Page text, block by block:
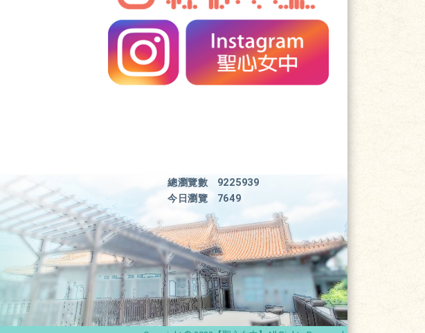
總瀏覽數
9225939
今日瀏覽
7649